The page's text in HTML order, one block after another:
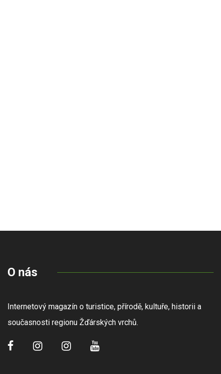
O nás
Internetový magazín o turistice, přírodě, kultuře, historii a
současnosti regionu Žďárských vrchů.